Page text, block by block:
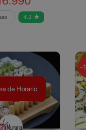
4.2
de Horario
-